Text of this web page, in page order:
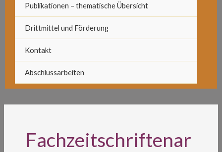
Publikationen – thematische Übersicht
Drittmittel und Förderung
Kontakt
Abschlussarbeiten
Fachzeitschriftenar